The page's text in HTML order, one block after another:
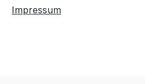
Impressum